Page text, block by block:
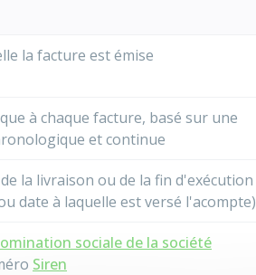
la facture est émise
à chaque facture, basé sur une
et continue
la livraison ou de la fin d'exécution
date à laquelle est versé l'acompte)
sociale de la société
Siren